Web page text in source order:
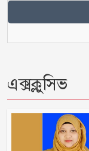
এক্সক্লুসিভ